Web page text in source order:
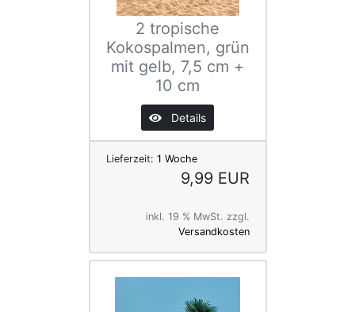
2 tropische
Kokospalmen, grün
mit gelb, 7,5 cm +
10 cm
Details
Lieferzeit: 1 Woche
9,99 EUR
inkl. 19 % MwSt. zzgl.
Versandkosten